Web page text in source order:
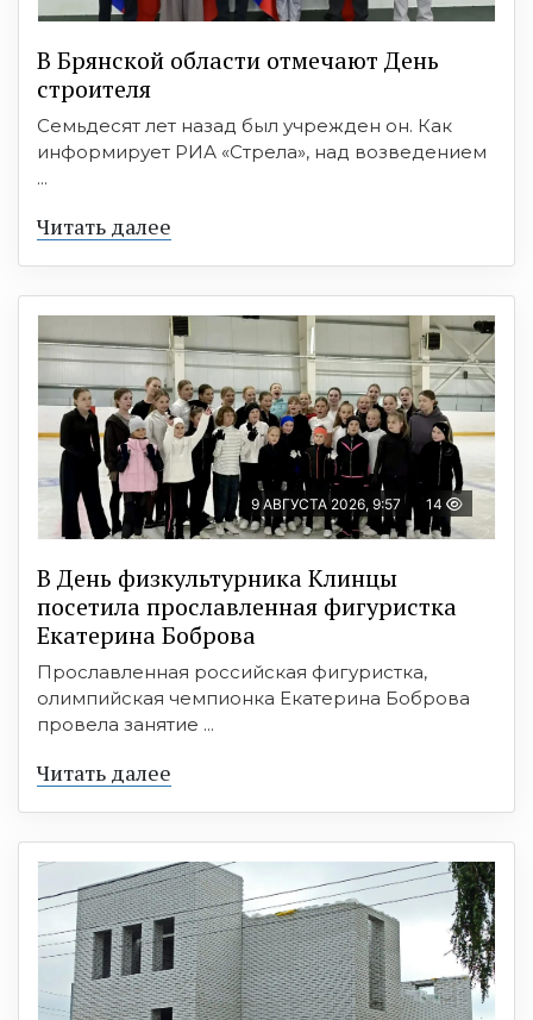
В Брянской области отмечают День
строителя
Семьдесят лет назад был учрежден он. Как
информирует РИА «Стрела», над возведением
...
Читать далее
9 АВГУСТА 2026, 9:57 14
В День физкультурника Клинцы
посетила прославленная фигуристка
Екатерина Боброва
Прославленная российская фигуристка,
олимпийская чемпионка Екатерина Боброва
провела занятие ...
Читать далее